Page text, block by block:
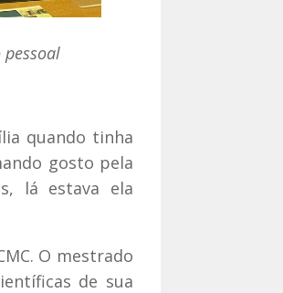
quando tinha
gosto pela
lá estava ela
O mestrado
de sua